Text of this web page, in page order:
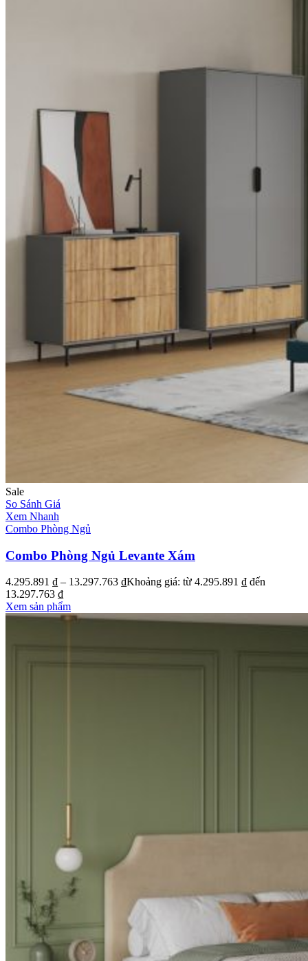
Sale
So Sánh Giá
Xem Nhanh
Combo Phòng Ngủ
Combo Phòng Ngủ Levante Xám
4.295.891 ₫ – 13.297.763 ₫Khoảng giá: từ 4.295.891 ₫ đến
13.297.763 ₫
Xem sản phẩm